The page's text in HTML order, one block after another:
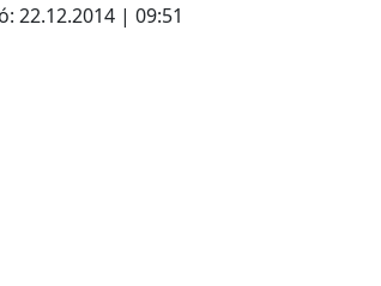
22.12.2014 | 09:51